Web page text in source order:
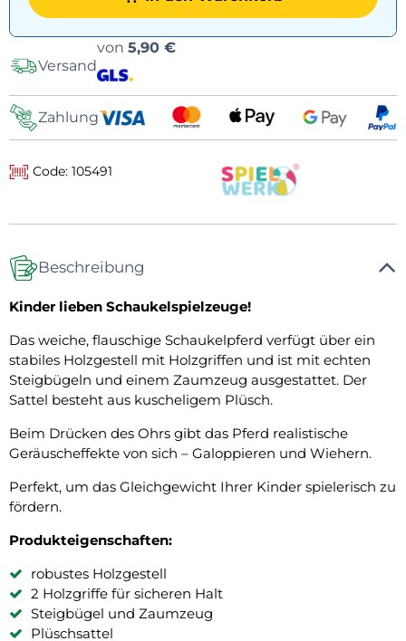
Versand
von 5,90 €
Zahlung
Code: 105491
Beschreibung
Kinder lieben Schaukelspielzeuge!
Das weiche, flauschige Schaukelpferd verfügt über ein
stabiles Holzgestell mit Holzgriffen und ist mit echten
Steigbügeln und einem Zaumzeug ausgestattet. Der
Sattel besteht aus kuscheligem Plüsch.
Beim Drücken des Ohrs gibt das Pferd realistische
Geräuscheffekte von sich – Galoppieren und Wiehern.
Perfekt, um das Gleichgewicht Ihrer Kinder spielerisch zu
fördern.
Produkteigenschaften:
robustes Holzgestell
2 Holzgriffe für sicheren Halt
Steigbügel und Zaumzeug
Plüschsattel